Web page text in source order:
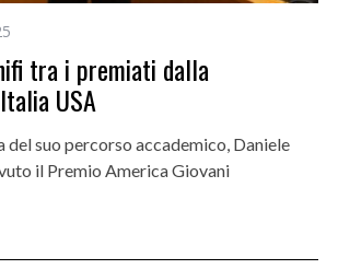
tra i premiati dalla
USA
del suo percorso accademico, Daniele
il Premio America Giovani